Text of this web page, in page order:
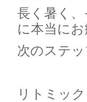
長く暑く
に本当に
次のステ
リトミッ